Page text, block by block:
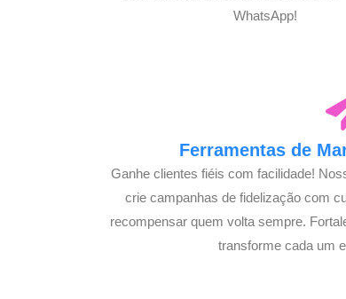
WhatsApp!
Ferramentas de
Ganhe clientes fiéis com facilidade!
crie campanhas de fidelização com
recompensar quem volta sempre.
transforme cada um